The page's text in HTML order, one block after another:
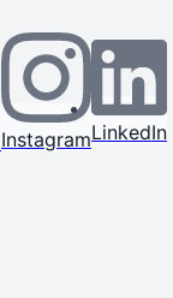
InstagramLinkedIn